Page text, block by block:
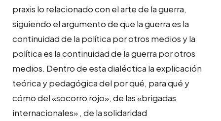
praxis lo relacionado con el arte de la guerra,
siguiendo el argumento de que la guerra es la
continuidad de la política por otros medios y la
política es la continuidad de la guerra por otros
medios. Dentro de esta dialéctica la explicación
teórica y pedagógica del por qué, para qué y
cómo del «socorro rojo», de las «brigadas
internacionales» , de la solidaridad